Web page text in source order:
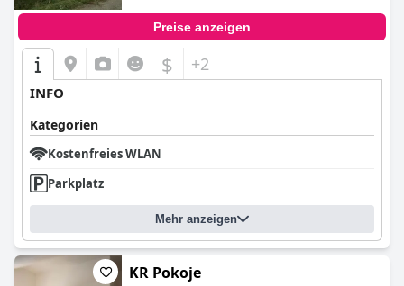
Preise anzeigen
$ +2
INFO
Kategorien
Kostenfreies WLAN
Parkplatz
Mehr anzeigen
KR Pokoje